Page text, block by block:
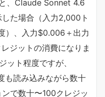
、Claude Sonnet 4.6
た場合（入力2,000ト
）、入力$0.006＋出力
ジットの消費になりま
ット程度ですが、
も読み込みながら数十
で数十〜100クレジッ